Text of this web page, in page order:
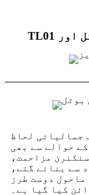
جمالیاتی لحاظ
حوالے سے بھی
مزاحمت،
سے بنائے گئے،
دوست طرز
کیا گیا ہے۔